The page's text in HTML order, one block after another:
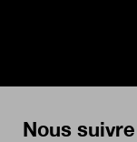
Nous suivre